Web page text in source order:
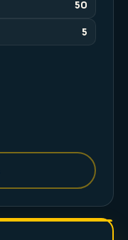
50
5